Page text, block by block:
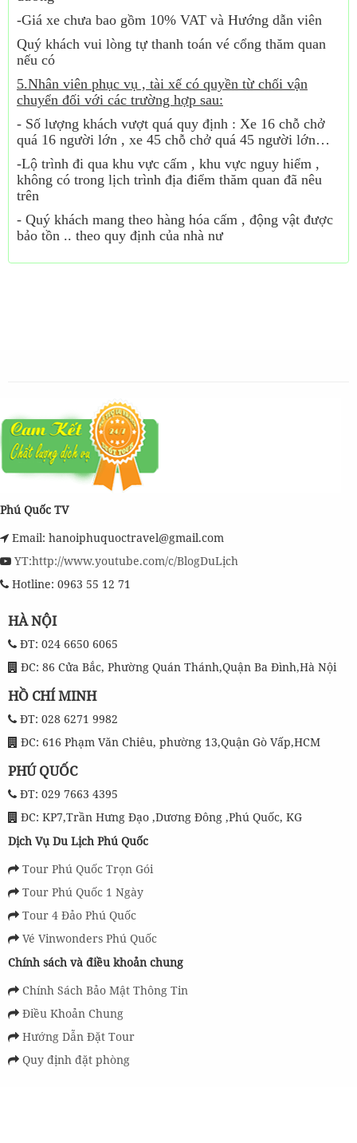
-Giá xe chưa bao gồm 10% VAT và Hướng dẫn viên
Quý khách vui lòng tự thanh toán vé cổng thăm quan
nếu có
5.Nhân viên phục vụ , tài xế có quyền từ chối vận
chuyển đối với các trường hợp sau:
- Số lượng khách vượt quá quy định : Xe 16 chỗ chở
quá 16 người lớn , xe 45 chỗ chở quá 45 người lớn…
-Lộ trình đi qua khu vực cấm , khu vực nguy hiểm ,
không có trong lịch trình địa điểm thăm quan đã nêu
trên
- Quý khách mang theo hàng hóa cấm , động vật được
bảo tồn .. theo quy định của nhà nư
Phú Quốc TV
Email: hanoiphuquoctravel@gmail.com
YT:http://www.youtube.com/c/BlogDuLịch
Hotline: 0963 55 12 71
HÀ NỘI
ĐT: 024 6650 6065
ĐC: 86 Cửa Bắc, Phường Quán Thánh,Quận Ba Đình,Hà Nội
HỒ CHÍ MINH
ĐT: 028 6271 9982
ĐC: 616 Phạm Văn Chiêu, phường 13,Quận Gò Vấp,HCM
PHÚ QUỐC
ĐT: 029 7663 4395
ĐC: KP7,Trần Hưng Đạo ,Dương Đông ,Phú Quốc, KG
Dịch Vụ Du Lịch Phú Quốc
Tour Phú Quốc Trọn Gói
Tour Phú Quốc 1 Ngày
Tour 4 Đảo Phú Quốc
Vé Vinwonders Phú Quốc
Chính sách và điều khoản chung
Chính Sách Bảo Mật Thông Tin
Điều Khoản Chung
Hướng Dẫn Đặt Tour
Quy định đặt phòng